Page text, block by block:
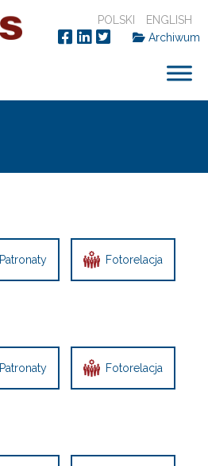
POLSKI
ENGLISH
Archiwum
Patronaty Fotorelacja
Patronaty Fotorelacja